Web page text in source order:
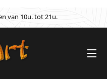
van 10u. tot 21u.